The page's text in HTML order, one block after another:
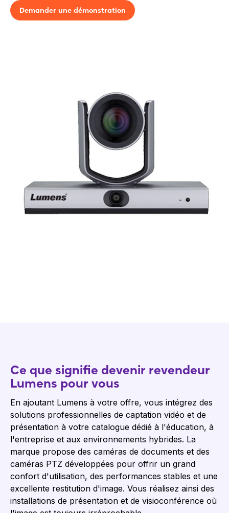
Demander une démonstration
Ce que signifie devenir revendeur
Lumens pour vous
En ajoutant Lumens à votre offre, vous intégrez des
solutions professionnelles de captation vidéo et de
présentation à votre catalogue dédié à l'éducation, à
l'entreprise et aux environnements hybrides. La
marque propose des caméras de documents et des
caméras PTZ développées pour offrir un grand
confort d'utilisation, des performances stables et une
excellente restitution d'image. Vous réalisez ainsi des
installations de présentation et de visioconférence où